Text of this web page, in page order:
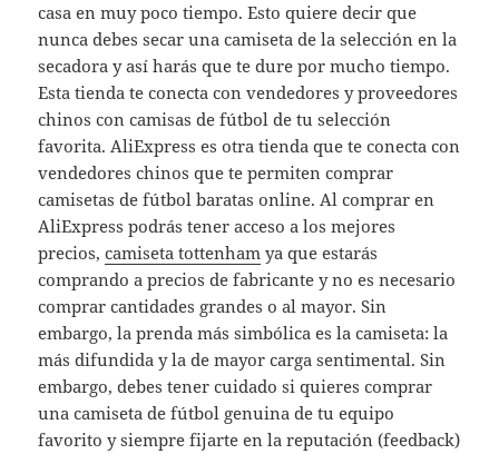
casa en muy poco tiempo. Esto quiere decir que
nunca debes secar una camiseta de la selección en la
secadora y así harás que te dure por mucho tiempo.
Esta tienda te conecta con vendedores y proveedores
chinos con camisas de fútbol de tu selección
favorita. AliExpress es otra tienda que te conecta con
vendedores chinos que te permiten comprar
camisetas de fútbol baratas online. Al comprar en
AliExpress podrás tener acceso a los mejores
precios,camiseta tottenham ya que estarás
comprando a precios de fabricante y no es necesario
comprar cantidades grandes o al mayor. Sin
embargo, la prenda más simbólica es la camiseta: la
más difundida y la de mayor carga sentimental. Sin
embargo, debes tener cuidado si quieres comprar
una camiseta de fútbol genuina de tu equipo
favorito y siempre fijarte en la reputación (feedback)